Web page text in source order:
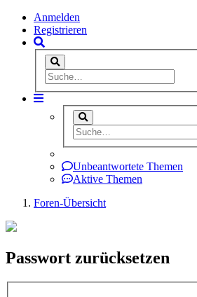
Anmelden
Registrieren
Unbeantwortete Themen
Aktive Themen
Foren-Übersicht
Passwort zurücksetzen